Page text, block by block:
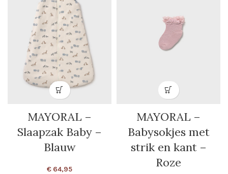
MAYORAL –
Slaapzak Baby –
Blauw
€ 64,95
MAYORAL –
Babysokjes met
strik en kant –
Roze